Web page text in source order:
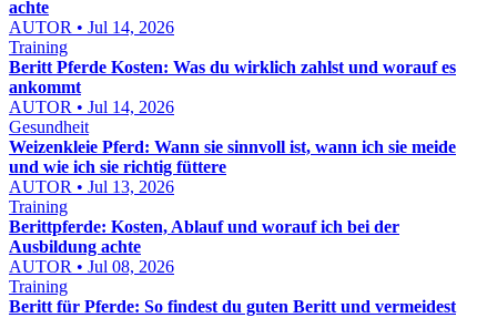
achte
AUTOR • Jul 14, 2026
Training
Beritt Pferde Kosten: Was du wirklich zahlst und worauf es
ankommt
AUTOR • Jul 14, 2026
Gesundheit
Weizenkleie Pferd: Wann sie sinnvoll ist, wann ich sie meide
und wie ich sie richtig füttere
AUTOR • Jul 13, 2026
Training
Berittpferde: Kosten, Ablauf und worauf ich bei der
Ausbildung achte
AUTOR • Jul 08, 2026
Training
Beritt für Pferde: So findest du guten Beritt und vermeidest